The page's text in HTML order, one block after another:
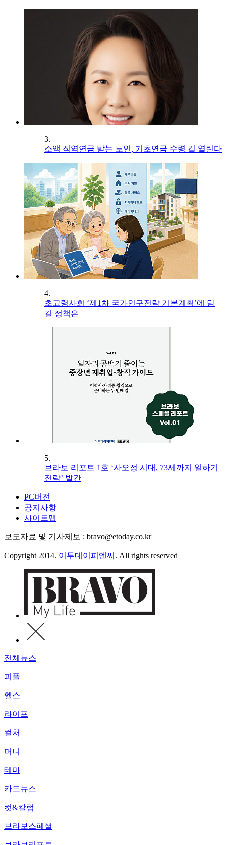
3.
소액 직역연금 받는 노인, 기초연금 수령 길 열린다
4.
초고령사회 ‘제1차 국가인구전략 기본계획’에 담
길 정책은
5.
브라보 리포트 1호 ‘사오정 시대, 73세까지 일하기
전략’ 발간
PC버전
공지사항
사이트맵
보도자료 및 기사제보 : bravo@etoday.co.kr
Copyright 2014. 이투데이피엔씨 . All rights reserved
전체뉴스
피플
헬스
라이프
컬처
머니
테마
카드뉴스
컷&칼럼
브라보스페셜